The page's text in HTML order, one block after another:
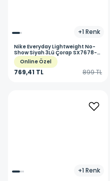
+1 Renk
NikeEveryday Lightweight No-
Show Siyah 3Lü Çorap SX7678-
010Online Özel
769,41 TL 899 TL
+1 Renk